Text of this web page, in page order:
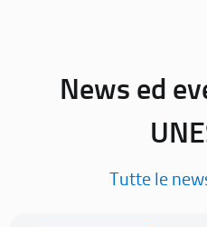
News ed
Tutte le